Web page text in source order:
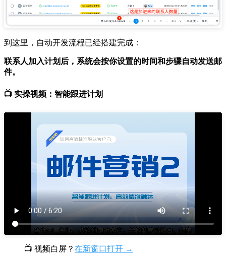
到这里，自动开发流程已经搭建完成：
联系人加入计划后，系统会按你设置的时间和步骤自动发送邮
件。
📺 实操视频：智能跟进计划
📺 视频白屏？ 在新窗口打开 →